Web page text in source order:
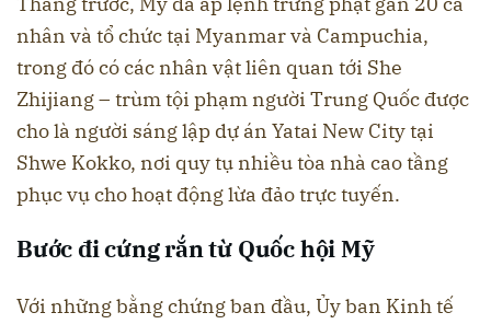
nhân và tổ chức tại Myanmar và Campuchia,
trong đó có các nhân vật liên quan tới She
Zhijiang – trùm tội phạm người Trung Quốc được
cho là người sáng lập dự án Yatai New City tại
Shwe Kokko, nơi quy tụ nhiều tòa nhà cao tầng
phục vụ cho hoạt động lừa đảo trực tuyến.
Bước đi cứng rắn từ Quốc hội Mỹ
Với những bằng chứng ban đầu, Ủy ban Kinh tế